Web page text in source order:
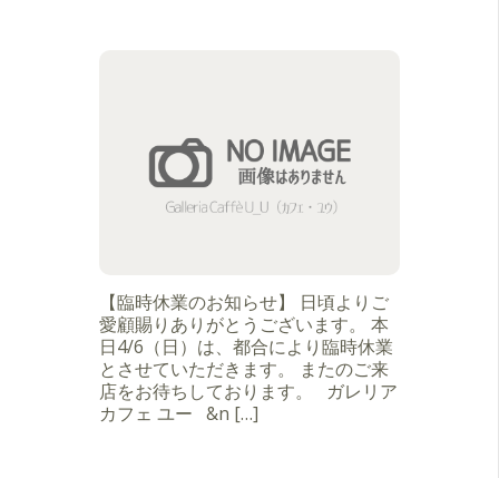
【臨時休業のお知らせ】 日頃よりご
愛顧賜りありがとうございます。 本
日4/6（日）は、都合により臨時休業
とさせていただきます。 またのご来
店をお待ちしております。 ガレリア
カフェ ユー &n […]